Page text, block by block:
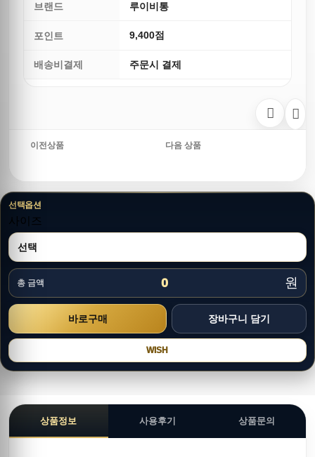
브랜드 루이비통
포인트 9,400점
배송비결제 주문시 결제
이전상품 다음 상품
선택옵션
사이즈
총 금액 0 원
WISH
상품정보 사용후기 상품문의